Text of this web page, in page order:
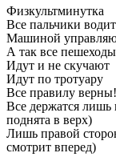
Физкультминутка
Все пальчики
Машиной
А так все
Идут и не скучают
Идут по тротуару
Все правилу
Все держатся лишь
поднята в верх)
Лишь правой
смотрит вперед)